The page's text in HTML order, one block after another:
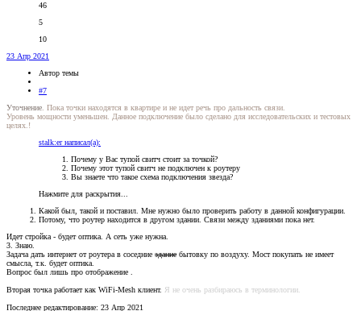
46
5
10
23 Апр 2021
Автор темы
#7
Уточнение. Пока точки находятся в квартире и не идет речь про дальность связи.
Уровень мощности уменьшен. Данное подключение было сделано для исследовательских и тестовых
целях.!
stalk:er написал(а):
Почему у Вас тупой свитч стоит за точкой?
Почему этот тупой свитч не подключен к роутеру
Вы знаете что такое схема подключения звезда?
Нажмите для раскрытия...
Какой был, такой и поставил. Мне нужно было проверить работу в данной конфигурации.
Потому, что роутер находится в другом здании. Связи между зданиями пока нет.
Идет стройка - будет оптика. А сеть уже нужна.
3. Знаю.
Задача дать интернет от роутера в соседние здание бытовку по воздуху. Мост покупать не имеет
смысла, т.к. будет оптика.
Вопрос был лишь про отображение .
Вторая точка работает как WiFi-Mesh клиент. Я не очень разбираюсь в терминологии.
Последнее редактирование: 23 Апр 2021